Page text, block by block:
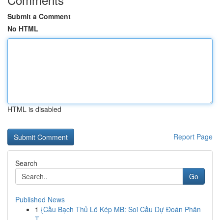
Submit a Comment
No HTML
HTML is disabled
Report Page
Search
Go
Published News
1 {Cầu Bạch Thủ Lô Kép MB: Soi Cầu Dự Đoán Phân